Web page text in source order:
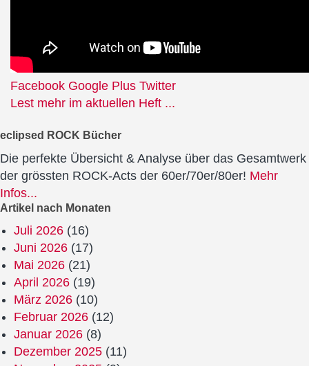
Facebook Google Plus Twitter
Lest mehr im aktuellen Heft ...
eclipsed ROCK Bücher
Die perfekte Übersicht & Analyse über das Gesamtwerk
der grössten ROCK-Acts der 60er/70er/80er! Mehr
Infos...
Artikel nach Monaten
Juli 2026 (16)
Juni 2026 (17)
Mai 2026 (21)
April 2026 (19)
März 2026 (10)
Februar 2026 (12)
Januar 2026 (8)
Dezember 2025 (11)